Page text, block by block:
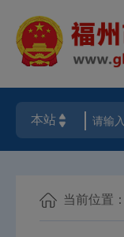
当前位置：